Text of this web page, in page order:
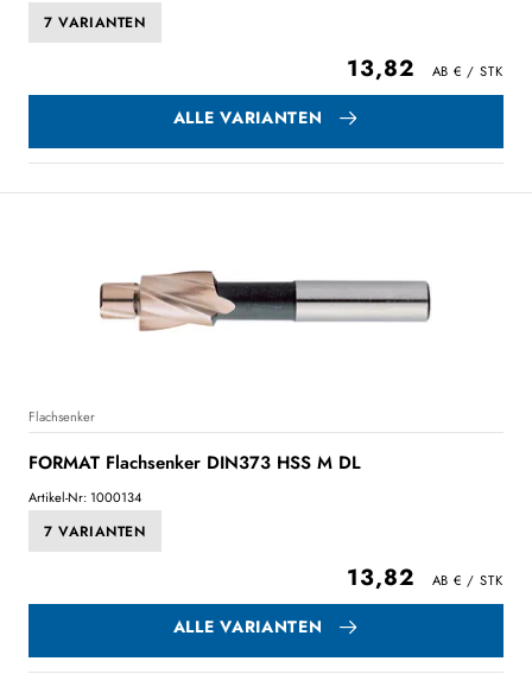
7 VARIANTEN
13,82
ALLE VARIANTEN
Flachsenker
FORMAT Flachsenker DIN373 HSS M DL
Artikel-Nr: 1000134
7 VARIANTEN
13,82
ALLE VARIANTEN